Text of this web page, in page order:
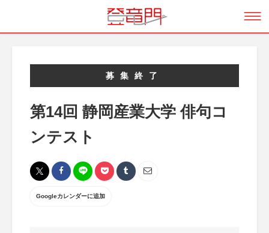
募集終了
第14回 静岡産業大学 俳句コ
ンテスト
Googleカレンダーに追加